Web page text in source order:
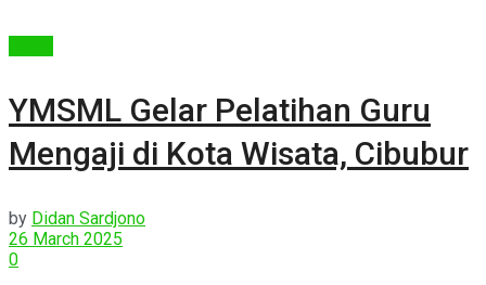
YMSML Gelar Pelatihan Guru
Mengaji di Kota Wisata, Cibubur
by Didan Sardjono
26 March 2025
0